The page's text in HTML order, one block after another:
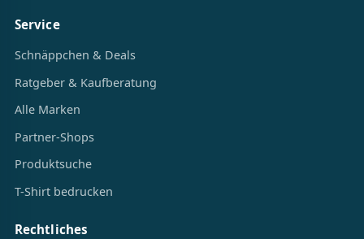
Service
Schnäppchen & Deals
Ratgeber & Kaufberatung
Alle Marken
Partner-Shops
Produktsuche
T-Shirt bedrucken
Rechtliches